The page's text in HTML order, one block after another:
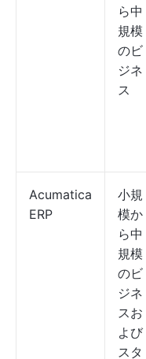
ら中
規模
のビ
ジネ
ス
Acumatica
ERP
小規
模か
ら中
規模
のビ
ジネ
スお
よび
スタ